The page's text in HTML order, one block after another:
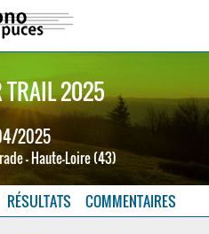
TRAIL 2025
2025
- Haute-Loire (43)
RÉSULTATS COMMENTAIRES